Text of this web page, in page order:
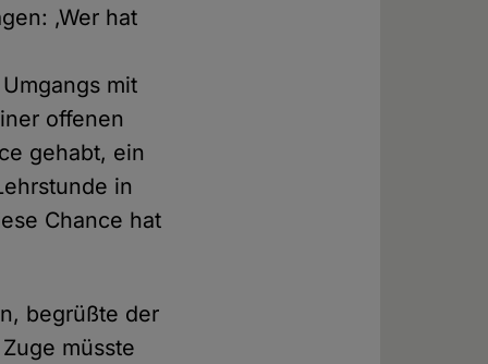
‚Wer hat
mit
offenen
gehabt, ein
in
Chance hat
begrüßte der
müsste